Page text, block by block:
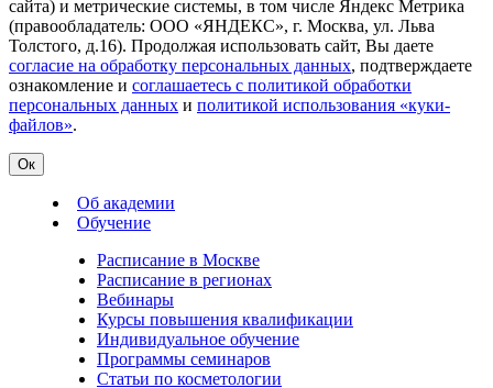
сайта) и метрические системы, в том числе Яндекс Метрика
(правообладатель: ООО «ЯНДЕКС», г. Москва, ул. Льва
Толстого, д.16). Продолжая использовать сайт, Вы даете
согласие на обработку персональных данных, подтверждаете
ознакомление и соглашаетесь с политикой обработки
персональных данных и политикой использования «куки-
файлов».
Ок
Об академии
Обучение
Расписание в Москве
Расписание в регионах
Вебинары
Курсы повышения квалификации
Индивидуальное обучение
Программы семинаров
Статьи по косметологии